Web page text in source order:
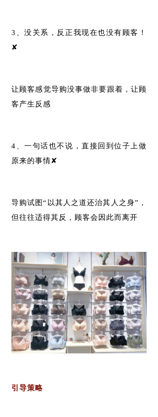
3、没关系，反正我现在也没有顾客！
✘
让顾客感觉导购没事做非要跟着，让顾
客产生反感
4、一句话也不说，直接回到位子上做
原来的事情✘
导购试图“以其人之道还治其人之身”，
但往往适得其反，顾客会因此而离开
引导策略